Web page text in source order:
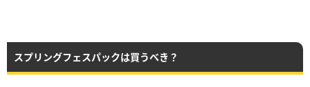
スプリングフェスパックは買うべき？